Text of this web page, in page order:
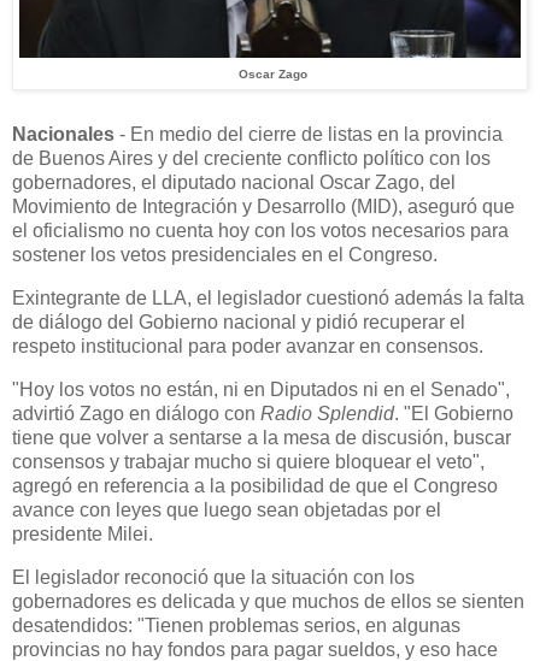
Oscar Zago
Nacionales - En medio del cierre de listas en la provincia
de Buenos Aires y del creciente conflicto político con los
gobernadores, el diputado nacional Oscar Zago, del
Movimiento de Integración y Desarrollo (MID), aseguró que
el oficialismo no cuenta hoy con los votos necesarios para
sostener los vetos presidenciales en el Congreso.
Exintegrante de LLA, el legislador cuestionó además la falta
de diálogo del Gobierno nacional y pidió recuperar el
respeto institucional para poder avanzar en consensos.
"Hoy los votos no están, ni en Diputados ni en el Senado",
advirtió Zago en diálogo con Radio Splendid. "El Gobierno
tiene que volver a sentarse a la mesa de discusión, buscar
consensos y trabajar mucho si quiere bloquear el veto",
agregó en referencia a la posibilidad de que el Congreso
avance con leyes que luego sean objetadas por el
presidente Milei.
El legislador reconoció que la situación con los
gobernadores es delicada y que muchos de ellos se sienten
desatendidos: "Tienen problemas serios, en algunas
provincias no hay fondos para pagar sueldos, y eso hace